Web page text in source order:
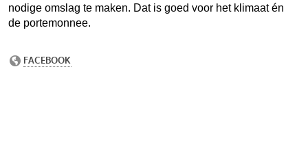
nodige omslag te maken. Dat is goed voor het klimaat én
de portemonnee.